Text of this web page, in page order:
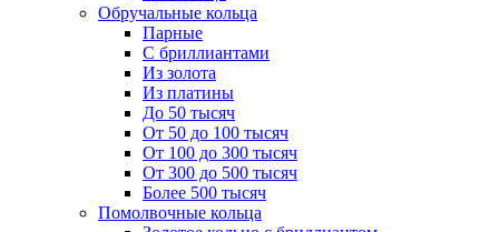
Обручальные кольца
Парные
С бриллиантами
Из золота
Из платины
До 50 тысяч
От 50 до 100 тысяч
От 100 до 300 тысяч
От 300 до 500 тысяч
Более 500 тысяч
Помолвочные кольца